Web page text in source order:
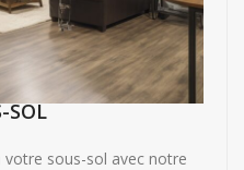
SOL
votre sous-sol avec notre